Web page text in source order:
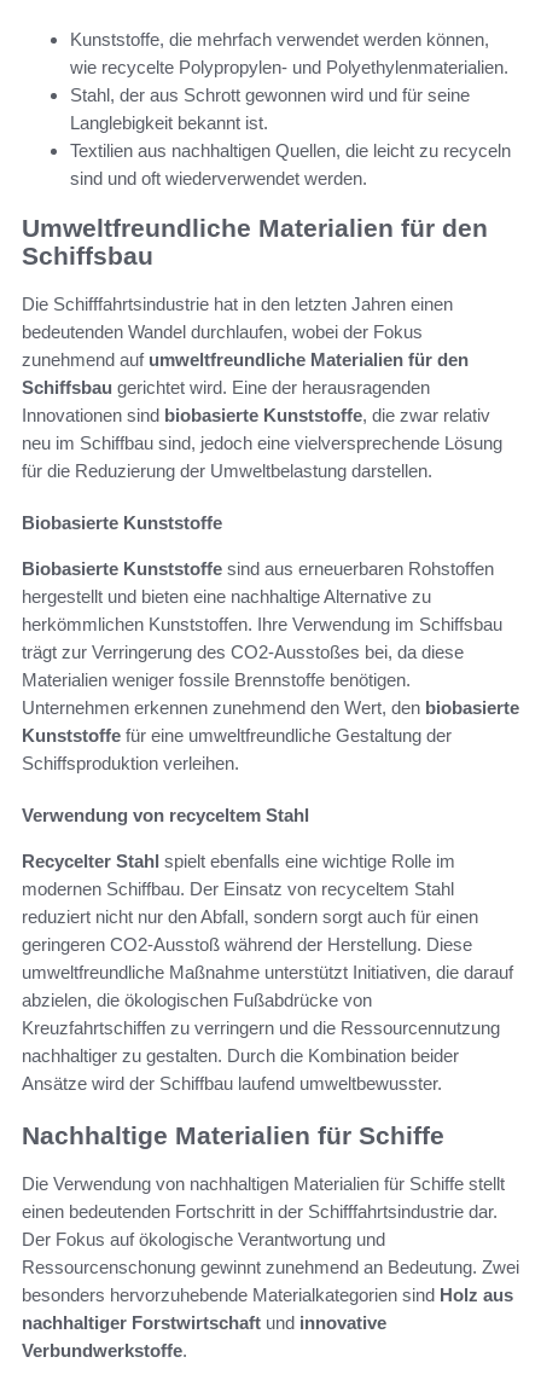
Kunststoffe, die mehrfach verwendet werden können,
wie recycelte Polypropylen- und Polyethylenmaterialien.
Stahl, der aus Schrott gewonnen wird und für seine
Langlebigkeit bekannt ist.
Textilien aus nachhaltigen Quellen, die leicht zu recyceln
sind und oft wiederverwendet werden.
Umweltfreundliche Materialien für den
Schiffsbau
Die Schifffahrtsindustrie hat in den letzten Jahren einen
bedeutenden Wandel durchlaufen, wobei der Fokus
zunehmend auf umweltfreundliche Materialien für den
Schiffsbau gerichtet wird. Eine der herausragenden
Innovationen sind biobasierte Kunststoffe, die zwar relativ
neu im Schiffbau sind, jedoch eine vielversprechende Lösung
für die Reduzierung der Umweltbelastung darstellen.
Biobasierte Kunststoffe
Biobasierte Kunststoffe sind aus erneuerbaren Rohstoffen
hergestellt und bieten eine nachhaltige Alternative zu
herkömmlichen Kunststoffen. Ihre Verwendung im Schiffsbau
trägt zur Verringerung des CO2-Ausstoßes bei, da diese
Materialien weniger fossile Brennstoffe benötigen.
Unternehmen erkennen zunehmend den Wert, den biobasierte
Kunststoffe für eine umweltfreundliche Gestaltung der
Schiffsproduktion verleihen.
Verwendung von recyceltem Stahl
Recycelter Stahl spielt ebenfalls eine wichtige Rolle im
modernen Schiffbau. Der Einsatz von recyceltem Stahl
reduziert nicht nur den Abfall, sondern sorgt auch für einen
geringeren CO2-Ausstoß während der Herstellung. Diese
umweltfreundliche Maßnahme unterstützt Initiativen, die darauf
abzielen, die ökologischen Fußabdrücke von
Kreuzfahrtschiffen zu verringern und die Ressourcennutzung
nachhaltiger zu gestalten. Durch die Kombination beider
Ansätze wird der Schiffbau laufend umweltbewusster.
Nachhaltige Materialien für Schiffe
Die Verwendung von nachhaltigen Materialien für Schiffe stellt
einen bedeutenden Fortschritt in der Schifffahrtsindustrie dar.
Der Fokus auf ökologische Verantwortung und
Ressourcenschonung gewinnt zunehmend an Bedeutung. Zwei
besonders hervorzuhebende Materialkategorien sind Holz aus
nachhaltiger Forstwirtschaft und innovative
Verbundwerkstoffe.